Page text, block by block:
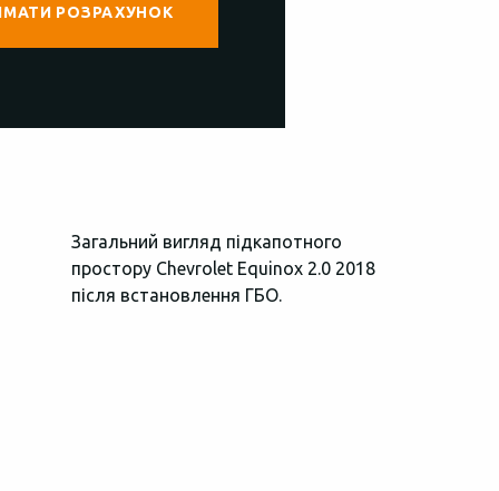
Загальний вигляд підкапотного
простору Chevrolet Equinox 2.0 2018
після встановлення ГБО.